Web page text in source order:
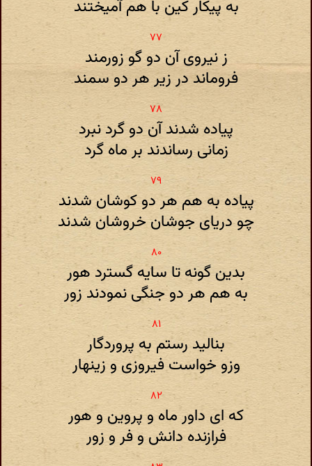
به پیکار کین با هم آمیختند
ز نیروی آن دو گو زورمند
فروماند در زیر هر دو سمند
پیاده شدند آن دو گرد نبرد
زمانی رساندند بر ماه گرد
پیاده به هم هر دو کوشان شدند
چو دریای جوشان خروشان شدند
بدین گونه تا سایه گسترد هور
به هم هر دو جنگی نمودند زور
بنالید رستم به پروردگار
وزو خواست فیروزی و زینهار
که ای داور ماه و پروین و هور
فرازنده دانش و فر و زور